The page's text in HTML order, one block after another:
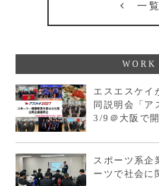
一覧
エスエスケイ
同説明会「ア
3/9＠大阪で開
スポーツ系企
ーツで社会に